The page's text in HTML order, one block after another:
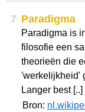
7 Paradigma
Paradigma is
filosofie een
theorieën die
'werkelijkheid'
Langer best [..]
Bron: